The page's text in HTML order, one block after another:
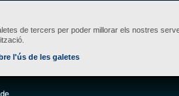
de tercers per poder millorar els nostres
l'ús de les galetes